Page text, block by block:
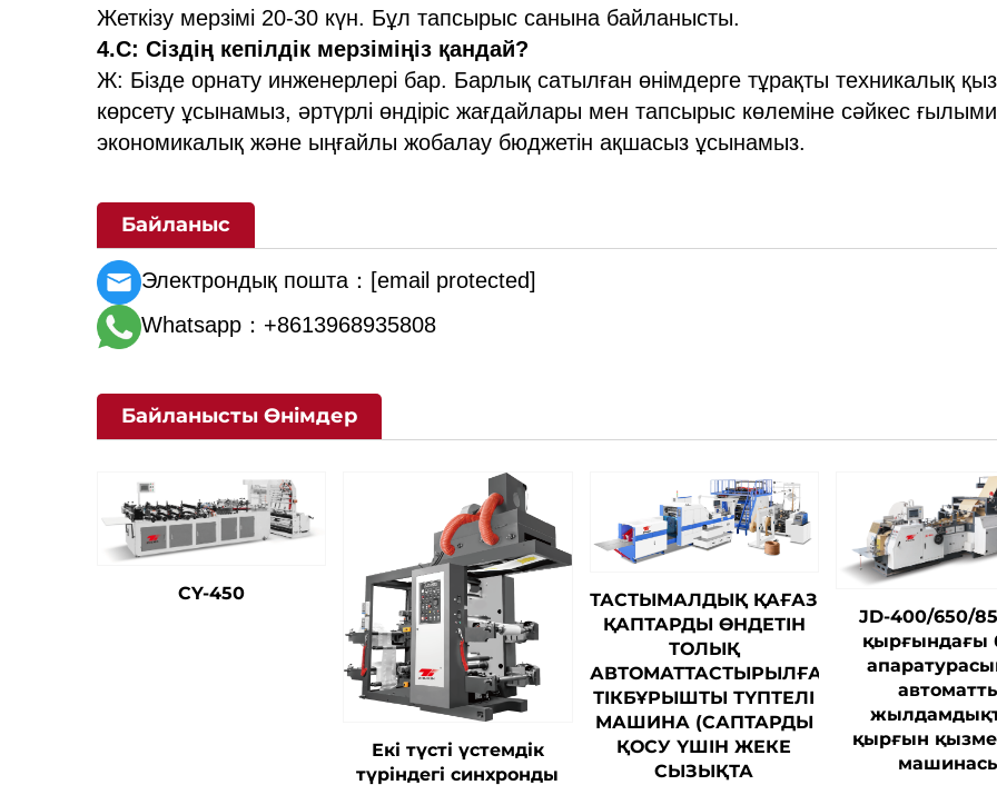
Жеткізу мерзімі 20-30 күн. Бұл тапсырыс санына байланысты.
4.С: Сіздің кепілдік мерзіміңіз қандай?
Ж: Бізде орнату инженерлері бар. Барлық сатылған өнімдерге тұрақты техникалық
көрсету ұсынамыз, әртүрлі өндіріс жағдайлары мен тапсырыс көлеміне сәйкес
экономикалық және ыңғайлы жобалау бюджетін ақшасыз ұсынамыз.
Байланыс
Электрондық пошта： [email protected]
Whatsapp：+8613968935808
Байланысты Өнімдер
CY-450
Екі түсті үстемдік
түріндегі синхронды
ТАСТЫМАЛДЫҚ ҚАҒАЗ
ҚАПТАРДЫ ӨНДЕТІН
ТОЛЫҚ
АВТОМАТТАСТЫРЫЛҒАН
ТІКБҰРЫШТЫ ТҮПТЕЛІ
МАШИНА (САПТАРДЫ
ҚОСУ ҮШІН ЖЕКЕ
СЫЗЫҚТА
JD-400/650/
қырғындағы
қырғын